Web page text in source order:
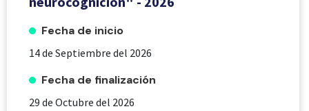
Fecha de inicio
14 de Septiembre del 2026
Fecha de finalización
29 de Octubre del 2026